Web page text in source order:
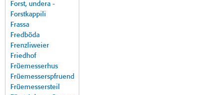
Forst, undera -
Forstkappili
Frassa
Fredböda
Frenzliweier
Friedhof
Früemesserhus
Früemesserspfruend
Früemessersteil